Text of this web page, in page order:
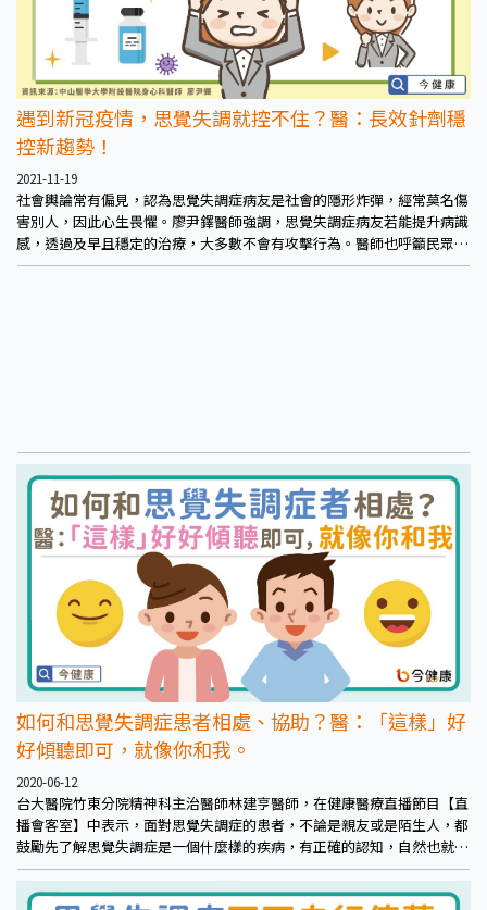
遇到新冠疫情，思覺失調就控不住？醫：長效針劑穩
控新趨勢！
2021-11-19
社會輿論常有偏見，認為思覺失調症病友是社會的隱形炸彈，經常莫名傷
害別人，因此心生畏懼。廖尹鐸醫師強調，思覺失調症病友若能提升病識
感，透過及早且穩定的治療，大多數不會有攻擊行為。醫師也呼籲民眾多
關心生活周遭親友，若發現出現與空氣對話，或有一些不合乎邏輯的妄想
如何和思覺失調症患者相處、協助？醫：「這樣」好
好傾聽即可，就像你和我。
2020-06-12
台大醫院竹東分院精神科主治醫師林建亨醫師，在健康醫療直播節目【直
播會客室】中表示，面對思覺失調症的患者，不論是親友或是陌生人，都
鼓勵先了解思覺失調症是一個什麼樣的疾病，有正確的認知，自然也就不
會因為未知的恐懼為對方貼上社會問題的標籤。